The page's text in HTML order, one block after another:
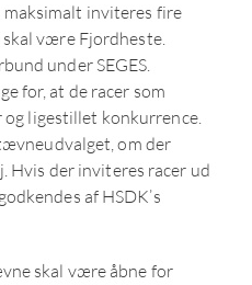
inviteres fire
skal være Fjordheste.
under SEGES.
for, at de racer som
ligestillet konkurrence.
om der
Hvis der inviteres racer ud
af HSDK’s
skal være åbne for